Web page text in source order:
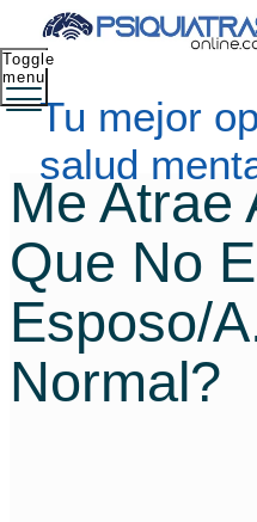
Tu mejor
salud
Toggle
menu
Me Atrae
Que No
Esposo/
Normal?